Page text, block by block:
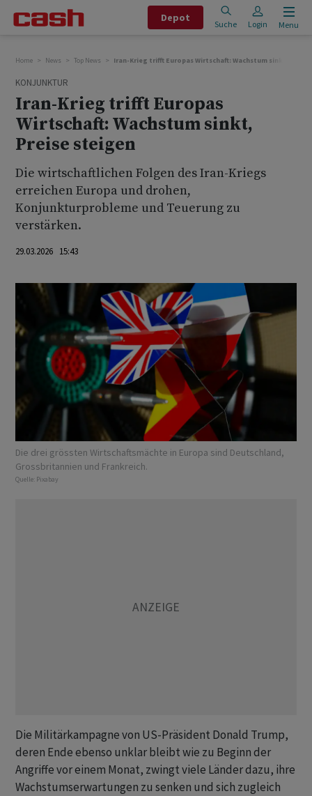
Depot
Suche Login Menu
Home News Top News Iran-Krieg trifft Europas Wirtschaft: Wachstum sinkt,
KONJUNKTUR
Iran-Krieg trifft Europas
Wirtschaft: Wachstum sinkt,
Preise steigen
Die wirtschaftlichen Folgen des Iran-Kriegs
erreichen Europa und drohen,
Konjunkturprobleme und Teuerung zu
verstärken.
29.03.2026 15:43
Die drei grössten Wirtschaftsmächte in Europa sind Deutschland,
Grossbritannien und Frankreich.
Quelle: Pixabay
Die Militärkampagne von US-Präsident Donald Trump,
deren Ende ebenso unklar bleibt wie zu Beginn der
Angriffe vor einem Monat, zwingt viele Länder dazu, ihre
Wachstumserwartungen zu senken und sich zugleich